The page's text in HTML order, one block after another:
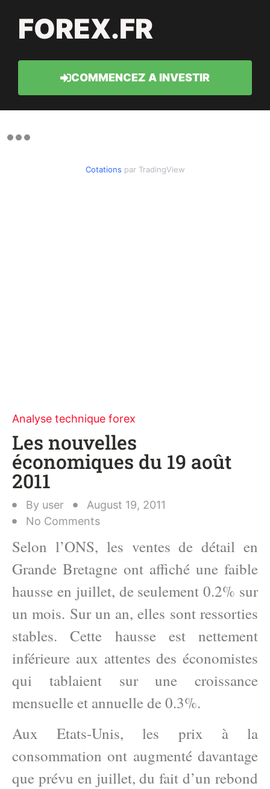
FOREX.FR
COMMENCEZ A INVESTIR
Cotations par TradingView
Analyse technique forex
Les nouvelles
économiques du 19 août
2011
By user
August 19, 2011
No Comments
Selon l’ONS, les ventes de détail en
Grande Bretagne ont affiché une faible
hausse en juillet, de seulement 0.2% sur
un mois. Sur un an, elles sont ressorties
stables. Cette hausse est nettement
inférieure aux attentes des économistes
qui tablaient sur une croissance
mensuelle et annuelle de 0.3%.
Aux Etats-Unis, les prix à la
consommation ont augmenté davantage
que prévu en juillet, du fait d’un rebond